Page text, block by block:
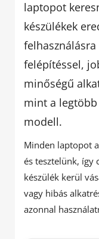
laptopot
készülékek
felépítéssel,
minőségű
mint a
modell.
Minden laptopot
és tesztelünk, így
készülék kerül
vagy hibás
azonnal